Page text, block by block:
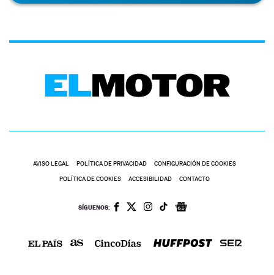
AVISO LEGAL POLÍTICA DE PRIVACIDAD CONFIGURACIÓN DE COOKIES
POLÍTICA DE COOKIES ACCESIBILIDAD CONTACTO
SÍGUENOS: